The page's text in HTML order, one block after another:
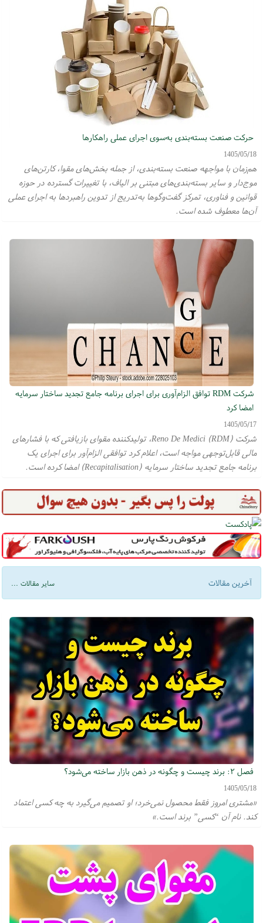
حرکت صنعت بسته‌بندی به‌سوی اجرای عملی راهکارها
1405/05/18
هم‌زمان با مواجهه صنعت بسته‌بندی، از جمله بخش‌های مقوا، کارتن‌های
موج‌دار و سایر بسته‌بندی‌های مبتنی بر الیاف، با تغییرات گسترده در حوزه
قوانین و فناوری، تمرکز گفت‌وگوها به‌تدریج از تدوین راهبردها به اجرای عملی
آن‌ها معطوف شده است.
شرکت RDM توافق الزام‌آوری برای اجرای برنامه جامع تجدید ساختار سرمایه
امضا کرد
1405/05/17
شرکت Reno De Medici (RDM)، تولیدکننده مقوای بازیافتی که با فشارهای
مالی قابل‌توجهی مواجه است، اعلام کرد توافقی الزام‌آور برای اجرای یک
برنامه جامع تجدید ساختار سرمایه (Recapitalisation) امضا کرده است.
آخرین مقالات سایر مقالات ...
فصل ۲: برند چیست و چگونه در ذهن بازار ساخته می‌شود؟
1405/05/18
«مشتری امروز فقط محصول نمی‌خرد؛ او تصمیم می‌گیرد به چه کسی اعتماد
کند. نام آن “کسی” برند است.»